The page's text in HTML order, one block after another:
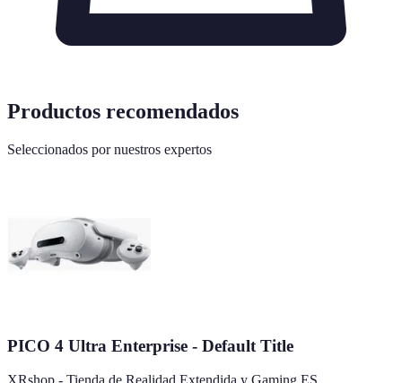
Productos recomendados
Seleccionados por nuestros expertos
PICO 4 Ultra Enterprise - Default Title